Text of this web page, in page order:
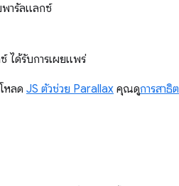
ารัลแลกซ์
ได้รับการเผยแพร่
หลด JS ตัวช่วย Parallax คุณดูการสาธิต